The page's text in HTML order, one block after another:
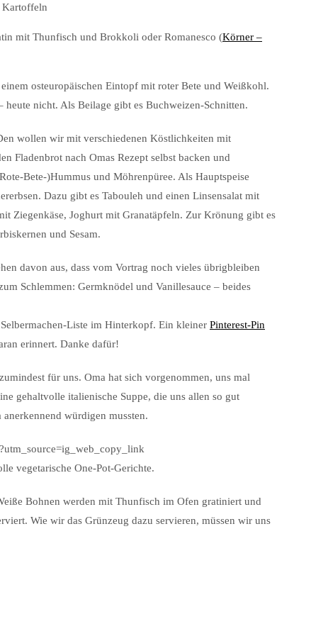
mit Thunfisch und Brokkoli oder Romanesco (Körner –
osteuropäischen Eintopf mit roter Bete und Weißkohl.
nicht. Als Beilage gibt es Buchweizen-Schnitten.
wollen wir mit verschiedenen Köstlichkeiten mit
Fladenbrot nach Omas Rezept selbst backen und
Bete-)Hummus und Möhrenpüree. Als Hauptspeise
Dazu gibt es Tabouleh und einen Linsensalat mit
Ziegenkäse, Joghurt mit Granatäpfeln. Zur Krönung gibt es
und Sesam.
davon aus, dass vom Vortrag noch vieles übrigbleiben
Schlemmen: Germknödel und Vanillesauce – beides
Liste im Hinterkopf. Ein kleiner Pinterest-Pin
erinnert. Danke dafür!
für uns. Oma hat sich vorgenommen, uns mal
gehaltvolle italienische Suppe, die uns allen so gut
würdigen mussten.
vegetarische One-Pot-Gerichte.
Bohnen werden mit Thunfisch im Ofen gratiniert und
Wie wir das Grünzeug dazu servieren, müssen wir uns